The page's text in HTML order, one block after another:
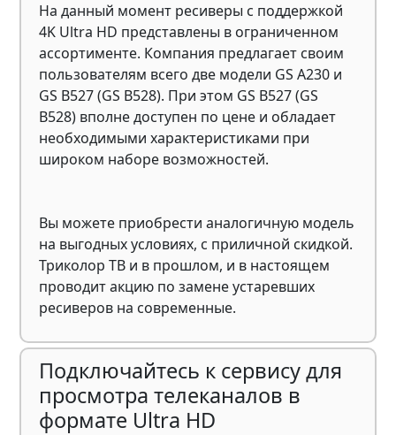
На данный момент ресиверы с поддержкой
4K Ultra HD представлены в ограниченном
ассортименте. Компания предлагает своим
пользователям всего две модели GS A230 и
GS B527 (GS B528). При этом GS B527 (GS
B528) вполне доступен по цене и обладает
необходимыми характеристиками при
широком наборе возможностей.
Вы можете приобрести аналогичную модель
на выгодных условиях, с приличной скидкой.
Триколор ТВ и в прошлом, и в настоящем
проводит акцию по замене устаревших
ресиверов на современные.
Подключайтесь к сервису для
просмотра телеканалов в
формате Ultra HD